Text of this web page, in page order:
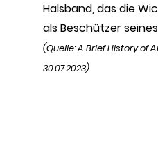
Halsband, das die
als Beschützer
(Quelle: A Brief History of
30.07.2023)